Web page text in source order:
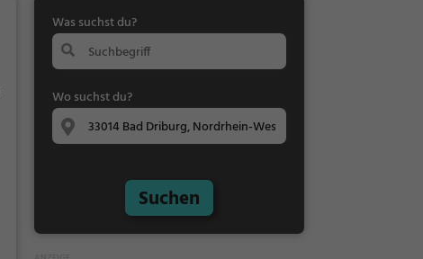
Was suchst du?
Wo suchst du?
Suchen